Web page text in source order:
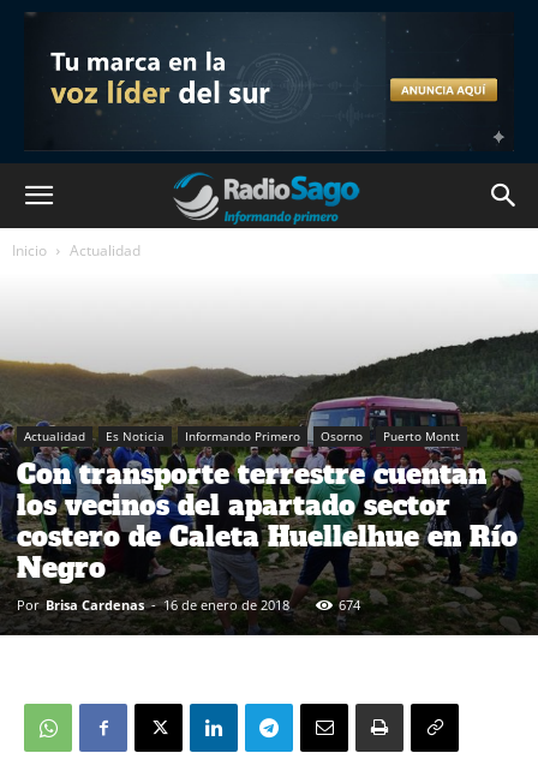
Inicio Actualidad
Actualidad Es Noticia Informando Primero Osorno Puerto Montt
Con transporte terrestre cuentan
los vecinos del apartado sector
costero de Caleta Huellelhue en Río
Negro
Por Brisa Cardenas - 16 de enero de 2018 674